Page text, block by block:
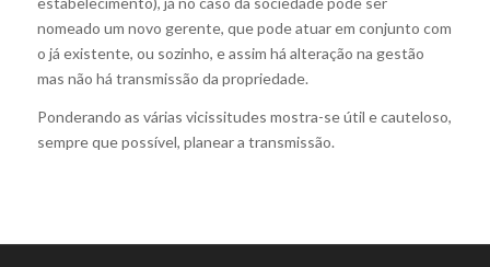
nomeado um novo gerente, que pode atuar em conjunto com
o já existente, ou sozinho, e assim há alteração na gestão
mas não há transmissão da propriedade.
Ponderando as várias vicissitudes mostra-se útil e cauteloso,
sempre que possível, planear a transmissão.